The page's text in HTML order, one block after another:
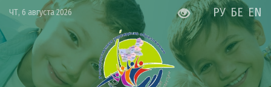
ЧТ, 6 августа 2026 РУ БЕ EN